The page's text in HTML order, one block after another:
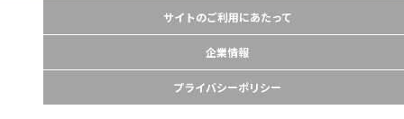
サイトのご利用にあたって
企業情報
プライバシーポリシー